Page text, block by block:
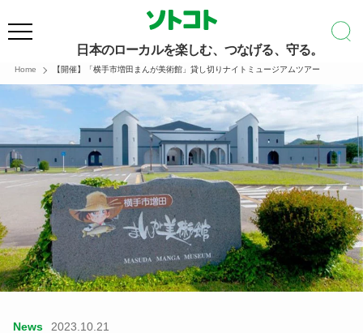
日本のローカルを楽しむ、つなげる、守る。
Home 【開催】「横手市増田まんが美術館」貸し切りナイトミュージアムツアー
News 2023.10.21